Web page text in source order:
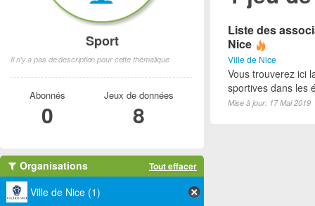
Liste des
Nice
Ville de Nice
Vous trouverez ici
sportives dans les
Mise à jour: 17 Mai 2019
Sport
Il n'y a pas de description pour cette thématique
Abonnés
0
Jeux de données
8
Organisations Tout effacer
Ville de Nice (1)